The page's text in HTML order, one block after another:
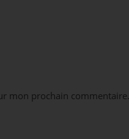
mon prochain commentaire.